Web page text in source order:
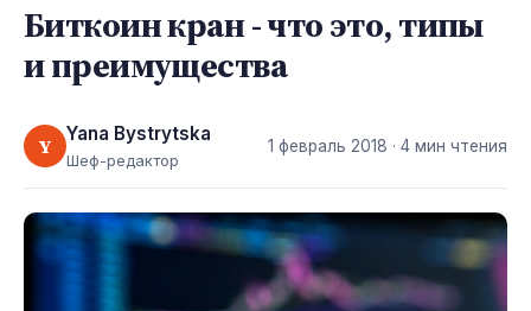
Биткоин кран - что это, типы
и преимущества
Y Yana Bystrytska
Шеф-редактор
1 февраль 2018 · 4 мин чтения